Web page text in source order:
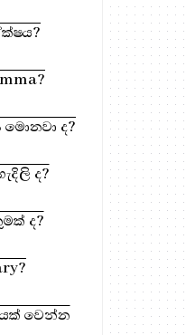
320. මාර
මොනවා ද?
ද?
ද?
වෙන්න